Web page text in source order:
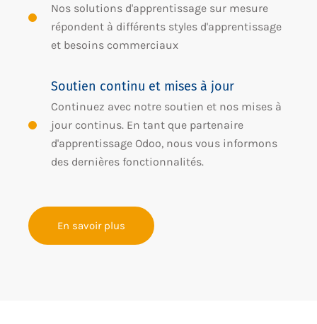
Nos solutions d'apprentissage sur mesure
répondent à différents styles d'apprentissage
et besoins commerciaux
Soutien continu et mises à jour
Continuez avec notre soutien et nos mises à
jour continus. En tant que partenaire
d'apprentissage Odoo, nous vous informons
des dernières fonctionnalités.
En savoir plus